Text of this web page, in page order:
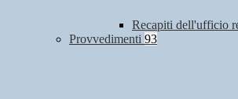
Recapiti dell'ufficio
Provvedimenti 93